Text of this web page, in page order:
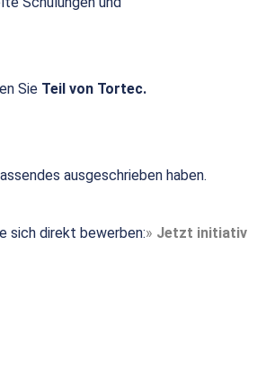
Sie Teil von Tortec.
ausgeschrieben haben.
sich direkt bewerben:
Jetzt initiativ